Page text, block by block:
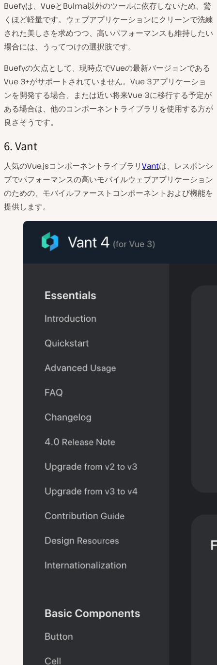
Buefyは、VueとBulma以外のツールに依存しないため、驚
くほど軽量です。ウェブアプリケーションにクリーンで洗練
された美しさを求めつつ、高いパフォーマンスも維持したい
場合には、うってつけの選択肢です。
Buefyの欠点として、現時点でVueの最新バージョンである
Vue 3+がサポートされていません。Vue 3アプリケーショ
ンを開発する場合、または近い将来Vue 3に移行する予定が
ある場合は、他のコンポーネントライブラリを使用する方が
良さそうです。
6. Vant
人気のVue.jsコンポーネントライブラリVantは、レスポンシ
ブでパフォーマンスの高いモバイルウェブアプリケーション
のための、モバイルファーストコンポーネントおよび機能を
提供します。